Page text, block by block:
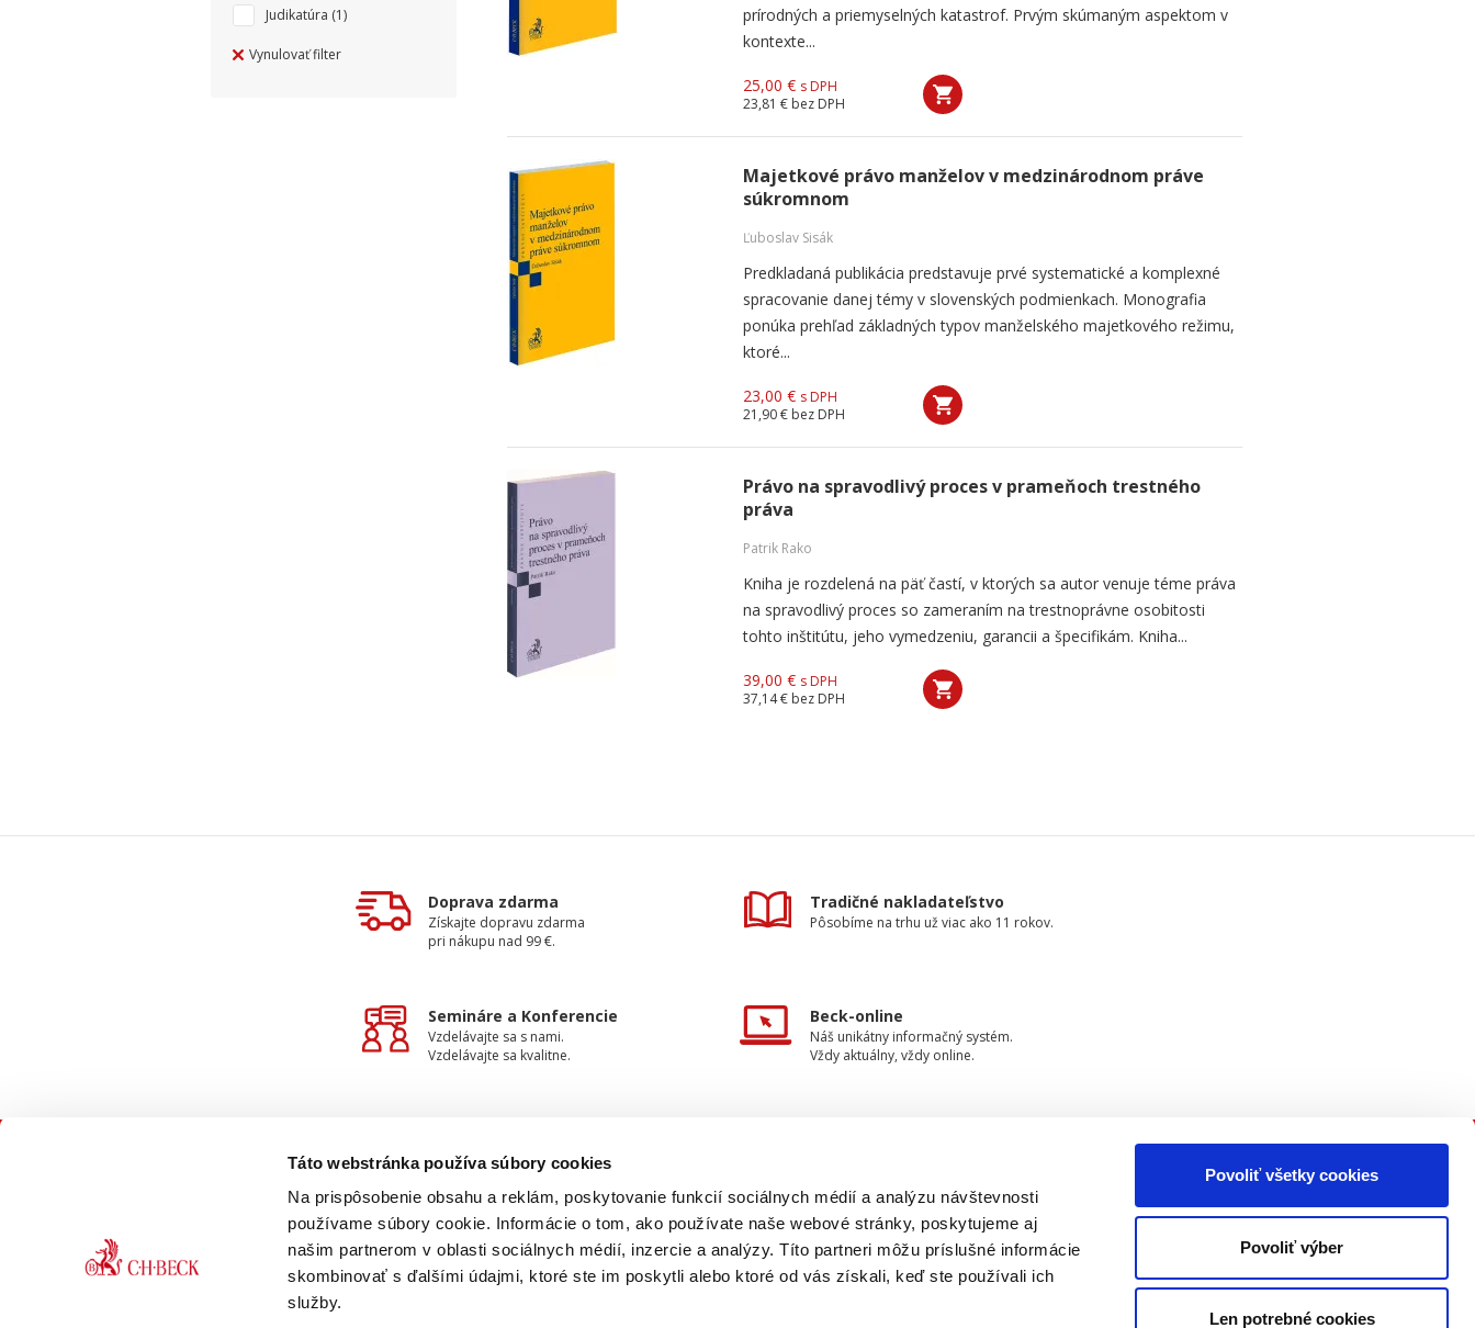
Táto webstránka používa súbory cookies
Na prispôsobenie obsahu a reklám, poskytovanie funkcií sociálnych médií a analýzu návštevnosti
používame súbory cookie. Informácie o tom, ako používate naše webové stránky, poskytujeme aj
našim partnerom v oblasti sociálnych médií, inzercie a analýzy. Títo partneri môžu príslušné informácie
skombinovať s ďalšími údajmi, ktoré ste im poskytli alebo ktoré od vás získali, keď ste používali ich
služby.
Povoliť všetky cookies
Povoliť výber
Len potrebné cookies
Judikatúra (1)
Vynulovať filter
prírodných a priemyselných katastrof. Prvým skúmaným aspektom v
kontexte...
25,00 € s DPH
23,81 € bez DPH
Majetkové právo manželov v medzinárodnom práve
súkromnom
Ľuboslav Sisák
Predkladaná publikácia predstavuje prvé systematické a komplexné
spracovanie danej témy v slovenských podmienkach. Monografia
ponúka prehľad základných typov manželského majetkového režimu,
ktoré...
23,00 € s DPH
21,90 € bez DPH
Právo na spravodlivý proces v prameňoch trestného
práva
Patrik Rako
Kniha je rozdelená na päť častí, v ktorých sa autor venuje téme práva
na spravodlivý proces so zameraním na trestnoprávne osobitosti
tohto inštitútu, jeho vymedzeniu, garancii a špecifikám. Kniha...
39,00 € s DPH
37,14 € bez DPH
Doprava zdarma
Získajte dopravu zdarma
pri nákupu nad 99 €.
Tradičné nakladateľstvo
Pôsobíme na trhu už viac ako 11 rokov.
Semináre a Konferencie
Vzdelávajte sa s nami.
Vzdelávajte sa kvalitne.
Beck-online
Náš unikátny informačný systém.
Vždy aktuálny, vždy online.
KONTAKTUJTE NÁS
+420 733 734 348
beck@beck.sk
INFORMÁCIE
O nakladateľstve
Ochrana osobných údajov
PRIPOJTE SA K NÁM
Buďte informovaní o našich
novinkách, seminároch,
konferenciách a akčných ponukách